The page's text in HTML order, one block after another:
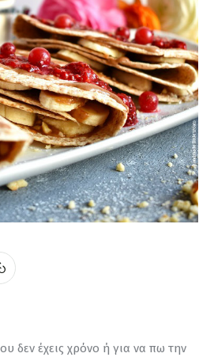
δεν έχεις χρόνο ή για να πω την